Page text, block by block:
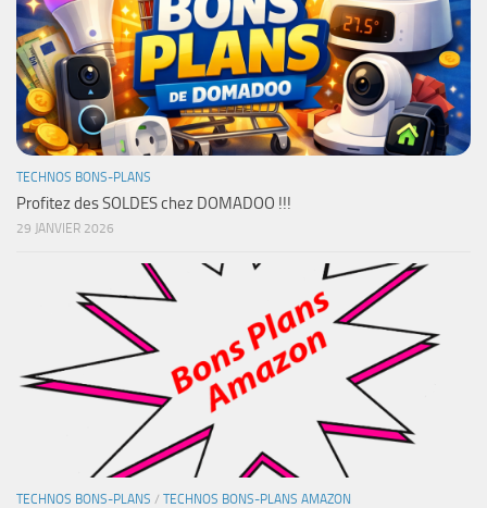
TECHNOS BONS-PLANS
Profitez des SOLDES chez DOMADOO !!!
29 JANVIER 2026
TECHNOS BONS-PLANS / TECHNOS BONS-PLANS AMAZON